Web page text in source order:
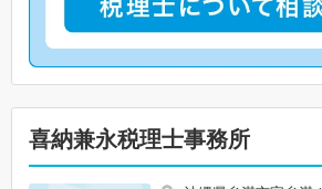
喜納兼永税理士事務所